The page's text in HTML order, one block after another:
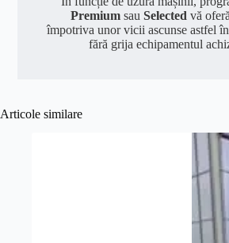
Premium sau Selected vă
împotriva unor vicii ascunse astfel
fără grija echipamentul
Articole similare